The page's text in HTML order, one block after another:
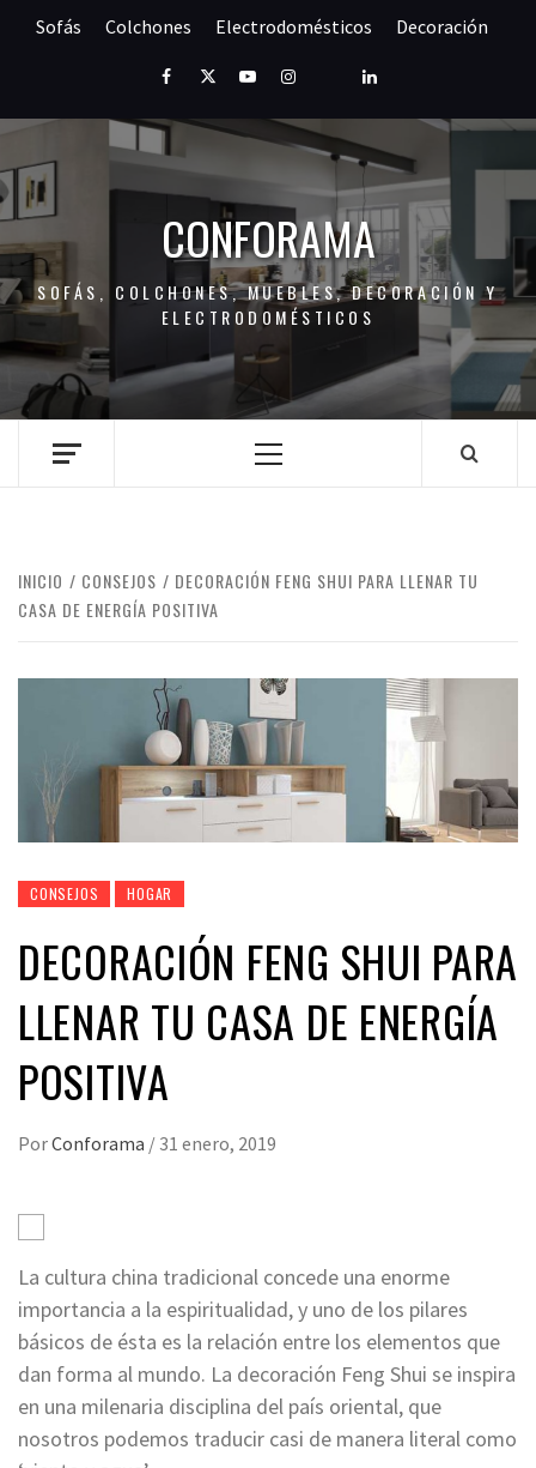
Sofás Colchones Electrodomésticos Decoración
FacebookTwitterYoutubeInstagramPinterestLinkedIn
CONFORAMA
SOFÁS, COLCHONES, MUEBLES, DECORACIÓN Y
ELECTRODOMÉSTICOS
Menú
INICIO CONSEJOS
DECORACIÓN FENG SHUI PARA LLENAR TU
CASA DE ENERGÍA POSITIVA
CONSEJOS HOGAR
DECORACIÓN FENG SHUI PARA
LLENAR TU CASA DE ENERGÍA
POSITIVA
PorConforama / 31 enero, 2019
La cultura china tradicional concede una enorme
importancia a la espiritualidad, y uno de los pilares
básicos de ésta es la relación entre los elementos que
dan forma al mundo. La decoración Feng Shui se inspira
en una milenaria disciplina del país oriental, que
nosotros podemos traducir casi de manera literal como